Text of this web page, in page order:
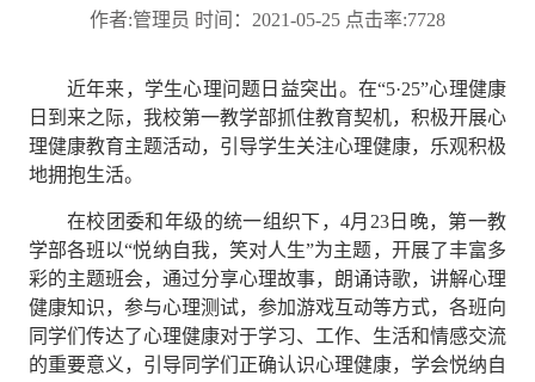
作者:管理员 时间：2021-05-25 点击率:7728
近年来，学生心理问题日益突出。在“5·25”心理健康
日到来之际，我校第一教学部抓住教育契机，积极开展心
理健康教育主题活动，引导学生关注心理健康，乐观积极
地拥抱生活。
在校团委和年级的统一组织下，4月23日晚，第一教
学部各班以“悦纳自我，笑对人生”为主题，开展了丰富多
彩的主题班会，通过分享心理故事，朗诵诗歌，讲解心理
健康知识，参与心理测试，参加游戏互动等方式，各班向
同学们传达了心理健康对于学习、工作、生活和情感交流
的重要意义，引导同学们正确认识心理健康，学会悦纳自